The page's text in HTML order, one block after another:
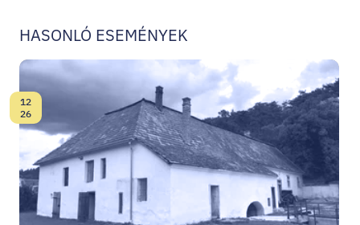
HASONLÓ ESEMÉNYEK
Dátum:
12
26